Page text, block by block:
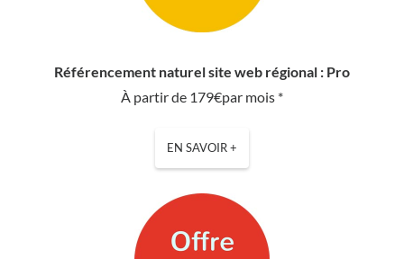
Référencement naturel site web régional : Pro
À partir de 179€par mois *
EN SAVOIR +